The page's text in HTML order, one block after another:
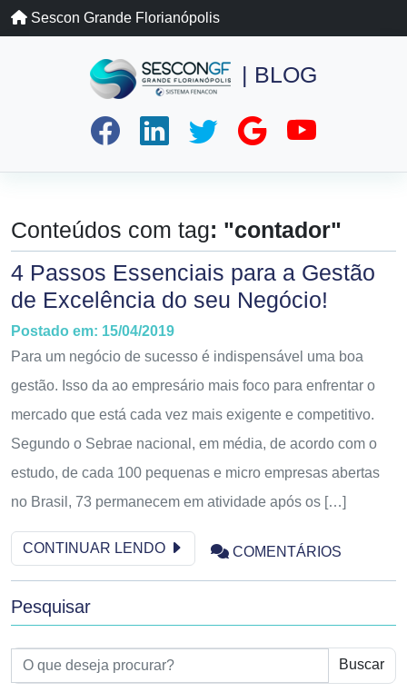
Sescon Grande Florianópolis
| BLOG
Conteúdos com tag: "contador"
4 Passos Essenciais para a Gestão
de Excelência do seu Negócio!
Postado em: 15/04/2019
Para um negócio de sucesso é indispensável uma boa
gestão. Isso da ao empresário mais foco para enfrentar o
mercado que está cada vez mais exigente e competitivo.
Segundo o Sebrae nacional, em média, de acordo com o
estudo, de cada 100 pequenas e micro empresas abertas
no Brasil, 73 permanecem em atividade após os […]
CONTINUAR LENDO COMENTÁRIOS
Pesquisar
Buscar